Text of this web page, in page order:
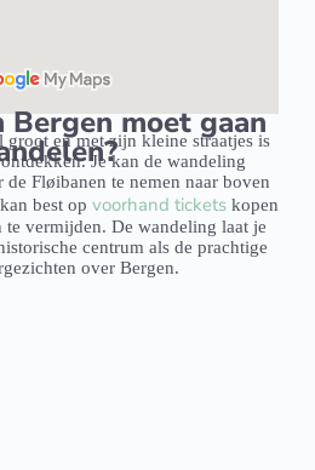
Bergen moet gaan
groot en met zijn kleine straatjes is
Je kan de wandeling
Fløibanen te nemen naar boven
best op voorhand ticketskopen
te vermijden. De wandeling laat je
centrum als de prachtige
over Bergen.